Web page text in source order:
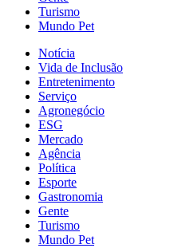
Turismo
Mundo Pet
Notícia
Vida de Inclusão
Entretenimento
Serviço
Agronegócio
ESG
Mercado
Agência
Política
Esporte
Gastronomia
Gente
Turismo
Mundo Pet